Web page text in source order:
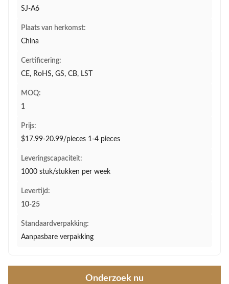
SJ-A6
Plaats van herkomst:
China
Certificering:
CE, RoHS, GS, CB, LST
MOQ:
1
Prijs:
$17.99-20.99/pieces 1-4 pieces
Leveringscapaciteit:
1000 stuk/stukken per week
Levertijd:
10-25
Standaardverpakking:
Aanpasbare verpakking
Onderzoek nu